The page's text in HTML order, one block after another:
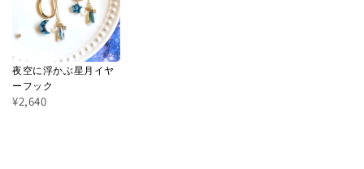
夜空に浮かぶ星月イヤ
ーフック
¥2,640